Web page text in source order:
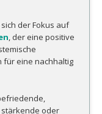
der Fokus auf
, der eine positive
für eine nachhaltig
oder